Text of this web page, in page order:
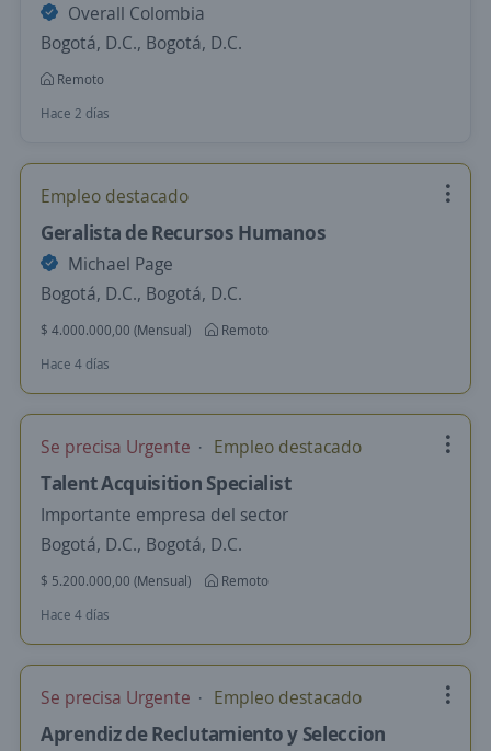
Overall Colombia
Bogotá, D.C., Bogotá, D.C.
Remoto
Hace 2 días
Empleo destacado
Geralista de Recursos Humanos
Michael Page
Bogotá, D.C., Bogotá, D.C.
$ 4.000.000,00 (Mensual)
Remoto
Hace 4 días
Se precisa Urgente Empleo destacado
Talent Acquisition Specialist
Importante empresa del sector
Bogotá, D.C., Bogotá, D.C.
$ 5.200.000,00 (Mensual)
Remoto
Hace 4 días
Se precisa Urgente Empleo destacado
Aprendiz de Reclutamiento y Seleccion